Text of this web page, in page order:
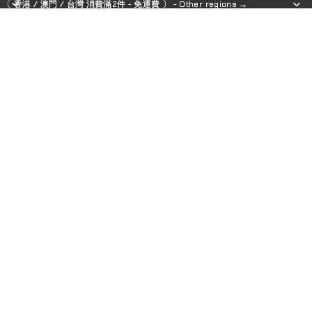
〔 香港 / 澳門 / 台灣 消費滿2件 - 免運費 〕 - Other regions →
〔 香港 / 澳門 / 台灣 消費滿2件 - 免運費 〕 - Other regions →